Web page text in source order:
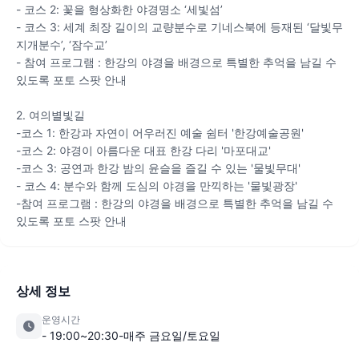
- 코스 2: 꽃을 형상화한 야경명소 ‘세빛섬’
- 코스 3: 세계 최장 길이의 교량분수로 기네스북에 등재된 ‘달빛무
지개분수’, ‘잠수교’
- 참여 프로그램 : 한강의 야경을 배경으로 특별한 추억을 남길 수
있도록 포토 스팟 안내
2. 여의별빛길
-코스 1: 한강과 자연이 어우러진 예술 쉼터 '한강예술공원'
-코스 2: 야경이 아름다운 대표 한강 다리 '마포대교'
-코스 3: 공연과 한강 밤의 윤슬을 즐길 수 있는 '물빛무대'
- 코스 4: 분수와 함께 도심의 야경을 만끽하는 '물빛광장'
-참여 프로그램 : 한강의 야경을 배경으로 특별한 추억을 남길 수
있도록 포토 스팟 안내
상세 정보
운영시간
- 19:00~20:30-매주 금요일/토요일